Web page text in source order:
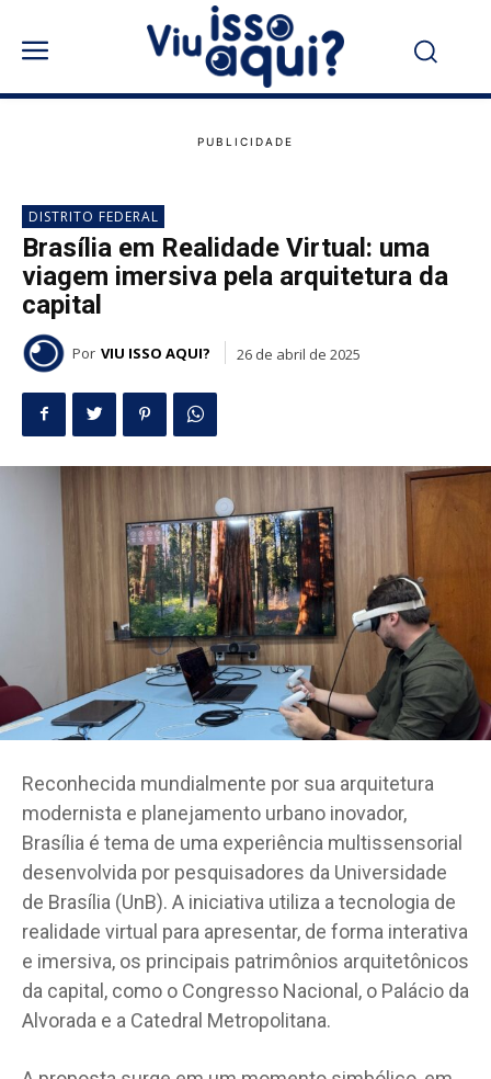
DISTRITO FEDERAL
Brasília em Realidade Virtual: uma
viagem imersiva pela arquitetura da
capital
Por VIU ISSO AQUI? 26 de abril de 2025
Reconhecida mundialmente por sua arquitetura
modernista e planejamento urbano inovador,
Brasília é tema de uma experiência multissensorial
desenvolvida por pesquisadores da Universidade
de Brasília (UnB). A iniciativa utiliza a tecnologia de
realidade virtual para apresentar, de forma interativa
e imersiva, os principais patrimônios arquitetônicos
da capital, como o Congresso Nacional, o Palácio da
Alvorada e a Catedral Metropolitana.